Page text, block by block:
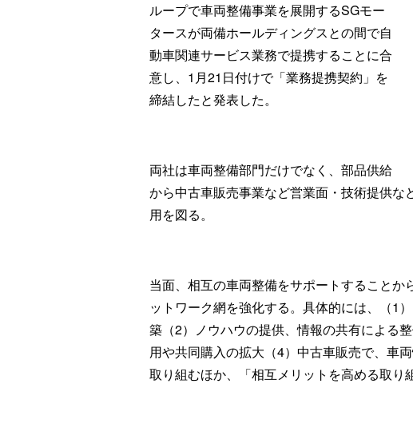
ループで車両整備事業を展開するSGモー
タースが両備ホールディングスとの間で自
動車関連サービス業務で提携することに合
意し、1月21日付けで「業務提携契約」を
締結したと発表した。
両社は車両整備部門だけでなく、部品供給
から中古車販売事業など営業面・技術提供
用を図る。
当面、相互の車両整備をサポートすること
ットワーク網を強化する。具体的には、（1
築（2）ノウハウの提供、情報の共有による
用や共同購入の拡大（4）中古車販売で、
取り組むほか、「相互メリットを高める取り